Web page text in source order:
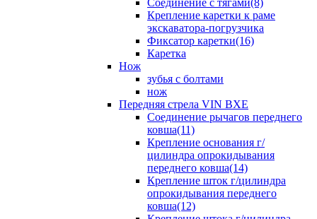
Соединение с тягами(8)
Крепление каретки к раме
экскаватора-погрузчика
Фиксатор каретки(16)
Каретка
Нож
зубья с болтами
нож
Передняя стрела VIN BXE
Cоединение рычагов переднего
ковша(11)
Крепление основания г/
цилиндра опрокидывания
переднего ковша(14)
Крепление шток г/цилиндра
опрокидывания переднего
ковша(12)